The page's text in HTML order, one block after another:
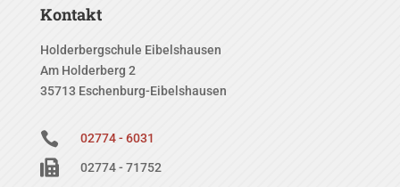
Kontakt
Holderbergschule Eibelshausen
Am Holderberg 2
35713 Eschenburg-Eibelshausen
 02774 - 6031
 02774 - 71752